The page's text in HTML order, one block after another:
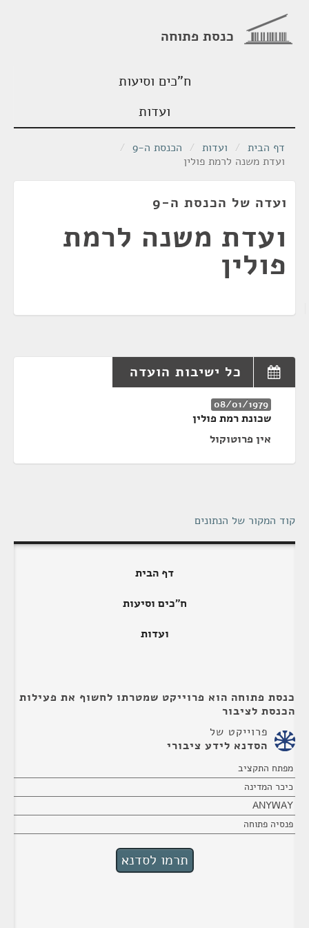
כנסת פתוחה
ח"כים וסיעות
ועדות
דף הבית / ועדות / הכנסת ה-9
/
ועדת משנה לרמת פולין
ועדה של הכנסת ה-9
ועדת משנה לרמת
פולין
כל ישיבות הועדה
08/01/1979
שכונת רמת פולין
אין פרוטוקול
קוד המקור של הנתונים
דף הבית
ח"כים וסיעות
ועדות
כנסת פתוחה הוא פרוייקט שמטרתו לחשוף את פעילות
הכנסת לציבור
פרוייקט של
הסדנא לידע ציבורי
מפתח התקציב
כיכר המדינה
ANYWAY
פנסיה פתוחה